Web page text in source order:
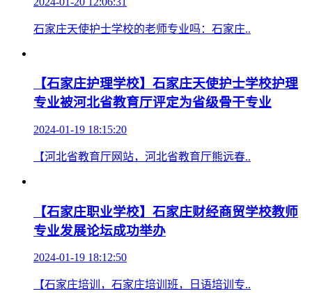
【石家庄铁路学校】石家庄东华铁路学校2024
春招特色专业有哪些?
2024-01-20 12:28:39
石家庄东华铁路学校2024春招特色专业有哪..